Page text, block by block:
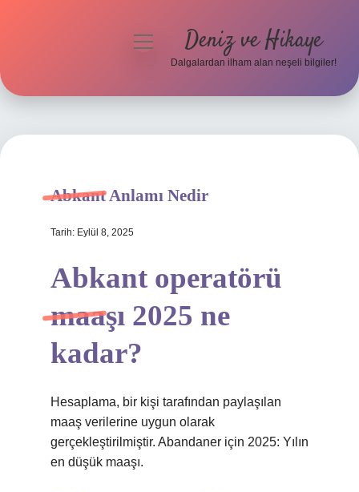
Hakkımızda
menüyü
Deniz ve Hikaye
Dalgalardan ilham alan neşeli bilgiler!
Abkant Anlamı Nedir
Tarih: Eylül 8, 2025
Abkant operatörü
maaşı 2025 ne
kadar?
Hesaplama, bir kişi tarafından paylaşılan
maaş verilerine uygun olarak
gerçekleştirilmiştir. Abandaner için 2025: Yılın
en düşük maaşı.